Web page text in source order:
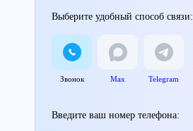
Выберите удобный способ связи:
Звонок Max Telegram
Введите ваш номер телефона: